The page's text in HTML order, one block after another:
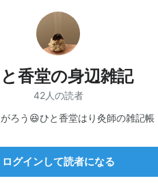
香堂の身辺雑記
42人の読者
ろう😆ひと香堂はり灸師の雑記帳
ログインして読者になる